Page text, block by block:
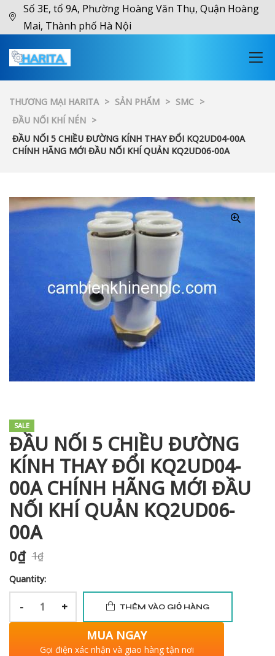
Số 3E, tổ 9A, Phường Hoàng Văn Thụ, Quận Hoàng
Mai, Thành phố Hà Nội
THƯƠNG MẠI HARITA > SẢN PHẨM > SMC >
ĐẦU NỐI KHÍ NÉN >
ĐẦU NỐI 5 CHIỀU ĐƯỜNG KÍNH THAY ĐỔI KQ2UD04-00A
CHÍNH HÃNG MỚI ĐẦU NỐI KHÍ QUẢN KQ2UD06-00A
SALE
ĐẦU NỐI 5 CHIỀU ĐƯỜNG
KÍNH THAY ĐỔI KQ2UD04-
00A CHÍNH HÃNG MỚI ĐẦU
NỐI KHÍ QUẢN KQ2UD06-
00A
1₫
0₫
Quantity:
- + THÊM VÀO GIỎ HÀNG
MUA NGAY
Gọi điện xác nhận và giao hàng tận nơi